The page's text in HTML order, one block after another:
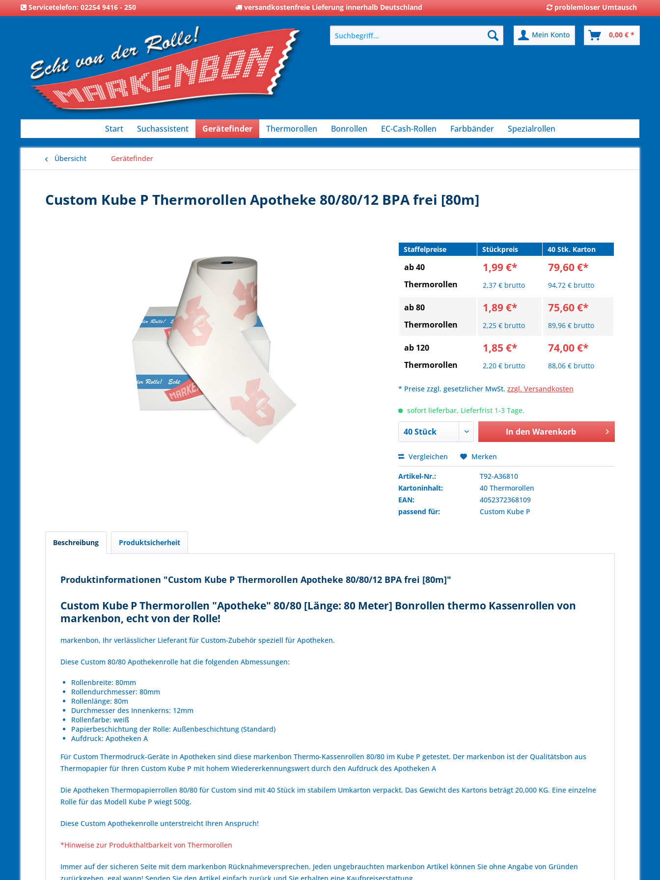
Servicetelefon: 02254 9416 - 250 versandkostenfreie Lieferung innerhalb Deutschland problemloser Umtausch
Mein Konto 0,00 € *
Start Suchassistent Gerätefinder Thermorollen Bonrollen EC-Cash-Rollen Farbbänder Spezialrollen
Übersicht Gerätefinder
Custom Kube P Thermorollen Apotheke 80/80/12 BPA frei [80m]
Staffelpreise Stückpreis 40 Stk. Karton
ab 40
Thermorollen
1,99 €*
2,37 € brutto
79,60 €*
94,72 € brutto
ab 80
Thermorollen
1,89 €*
2,25 € brutto
75,60 €*
89,96 € brutto
ab 120
Thermorollen
1,85 €*
2,20 € brutto
74,00 €*
88,06 € brutto
* Preise zzgl. gesetzlicher MwSt.zzgl. Versandkosten
sofort lieferbar, Lieferfrist 1-3 Tage.
In den Warenkorb
Vergleichen Merken
Artikel-Nr.:
T92-A36810
Kartoninhalt:
40 Thermorollen
EAN:
4052372368109
passend für:
Custom Kube P
Beschreibung Produktsicherheit
Produktinformationen "Custom Kube P Thermorollen Apotheke 80/80/12 BPA frei [80m]"
Custom Kube P Thermorollen "Apotheke" 80/80 [Länge: 80 Meter] Bonrollen thermo Kassenrollen von
markenbon, echt von der Rolle!
markenbon, Ihr verlässlicher Lieferant für Custom-Zubehör speziell für Apotheken.
Diese Custom 80/80 Apothekenrolle hat die folgenden Abmessungen:
Rollenbreite: 80mm
Rollendurchmesser: 80mm
Rollenlänge: 80m
Durchmesser des Innenkerns: 12mm
Rollenfarbe: weiß
Papierbeschichtung der Rolle: Außenbeschichtung (Standard)
Aufdruck: Apotheken A
Für Custom Thermodruck-Geräte in Apotheken sind diese markenbon Thermo-Kassenrollen 80/80 im Kube P getestet. Der markenbon ist der Qualitätsbon aus
Thermopapier für Ihren Custom Kube P mit hohem Wiedererkennungswert durch den Aufdruck des Apotheken A
Die Apotheken Thermopapierrollen 80/80 für Custom sind mit 40 Stück im stabilem Umkarton verpackt. Das Gewicht des Kartons beträgt 20,000 KG. Eine einzelne
Rolle für das Modell Kube P wiegt 500g.
Diese Custom Apothekenrolle unterstreicht Ihren Anspruch!
*Hinweise zur Produkthaltbarkeit von Thermorollen
Immer auf der sicheren Seite mit dem markenbon Rücknahmeversprechen. Jeden ungebrauchten markenbon Artikel können Sie ohne Angabe von Gründen